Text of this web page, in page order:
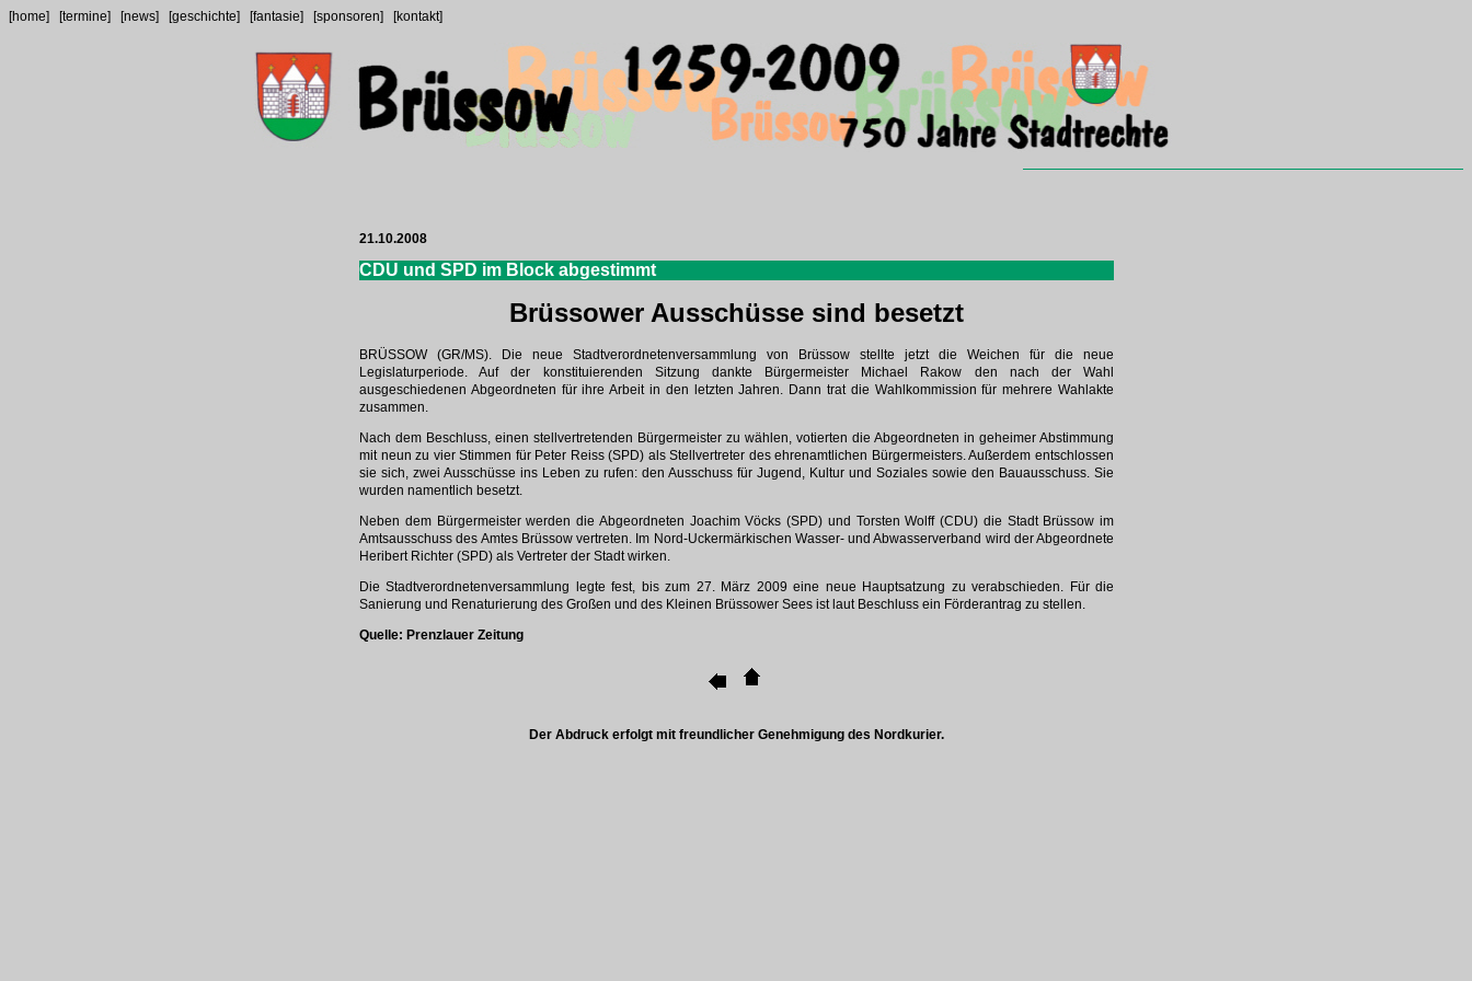
[home] [termine] [news] [geschichte] [fantasie] [sponsoren] [kontakt]
21.10.2008
CDU und SPD im Block abgestimmt
Brüssower Ausschüsse sind besetzt
BRÜSSOW (GR/MS). Die neue Stadtverordnetenversammlung von Brüssow stellte jetzt die Weichen für die neue
Legislaturperiode. Auf der konstituierenden Sitzung dankte Bürgermeister Michael Rakow den nach der Wahl
ausgeschiedenen Abgeordneten für ihre Arbeit in den letzten Jahren. Dann trat die Wahlkommission für mehrere Wahlakte
zusammen.
Nach dem Beschluss, einen stellvertretenden Bürgermeister zu wählen, votierten die Abgeordneten in geheimer Abstimmung
mit neun zu vier Stimmen für Peter Reiss (SPD) als Stellvertreter des ehrenamtlichen Bürgermeisters. Außerdem entschlossen
sie sich, zwei Ausschüsse ins Leben zu rufen: den Ausschuss für Jugend, Kultur und Soziales sowie den Bauausschuss. Sie
wurden namentlich besetzt.
Neben dem Bürgermeister werden die Abgeordneten Joachim Vöcks (SPD) und Torsten Wolff (CDU) die Stadt Brüssow im
Amtsausschuss des Amtes Brüssow vertreten. Im Nord-Uckermärkischen Wasser- und Abwasserverband wird der Abgeordnete
Heribert Richter (SPD) als Vertreter der Stadt wirken.
Die Stadtverordnetenversammlung legte fest, bis zum 27. März 2009 eine neue Hauptsatzung zu verabschieden. Für die
Sanierung und Renaturierung des Großen und des Kleinen Brüssower Sees ist laut Beschluss ein Förderantrag zu stellen.
Quelle: Prenzlauer Zeitung
Der Abdruck erfolgt mit freundlicher Genehmigung des Nordkurier.